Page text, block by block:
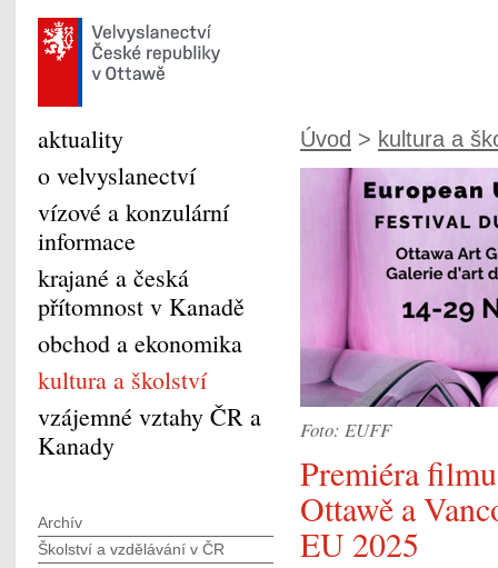
Úvod > kultura a
Foto: EUFF
Premiéra
Ottawě a
EU 2025
aktuality
o velvyslanectví
vízové a konzulární
informace
krajané a česká
přítomnost v Kanadě
obchod a ekonomika
kultura a školství
vzájemné vztahy ČR a
Kanady
Archív
Školství a vzdělávání v ČR